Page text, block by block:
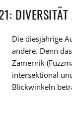
Die diesjährige
andere. Denn
Zamernik
intersektional
Blickwinkeln